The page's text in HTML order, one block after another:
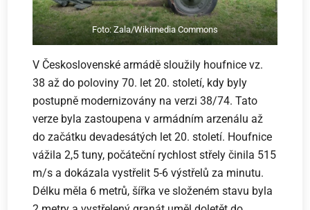
Foto: Zala/Wikimedia Commons
V Československé armádě sloužily houfnice vz.
38 až do poloviny 70. let 20. století, kdy byly
postupně modernizovány na verzi 38/74. Tato
verze byla zastoupena v armádním arzenálu až
do začátku devadesátých let 20. století. Houfnice
vážila 2,5 tuny, počáteční rychlost střely činila 515
m/s a dokázala vystřelit 5-6 výstřelů za minutu.
Délku měla 6 metrů, šířka ve složeném stavu byla